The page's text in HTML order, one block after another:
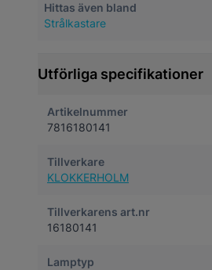
Hittas även bland
Strålkastare
Utförliga specifikationer
Artikelnummer
7816180141
Tillverkare
KLOKKERHOLM
Tillverkarens art.nr
16180141
Lamptyp